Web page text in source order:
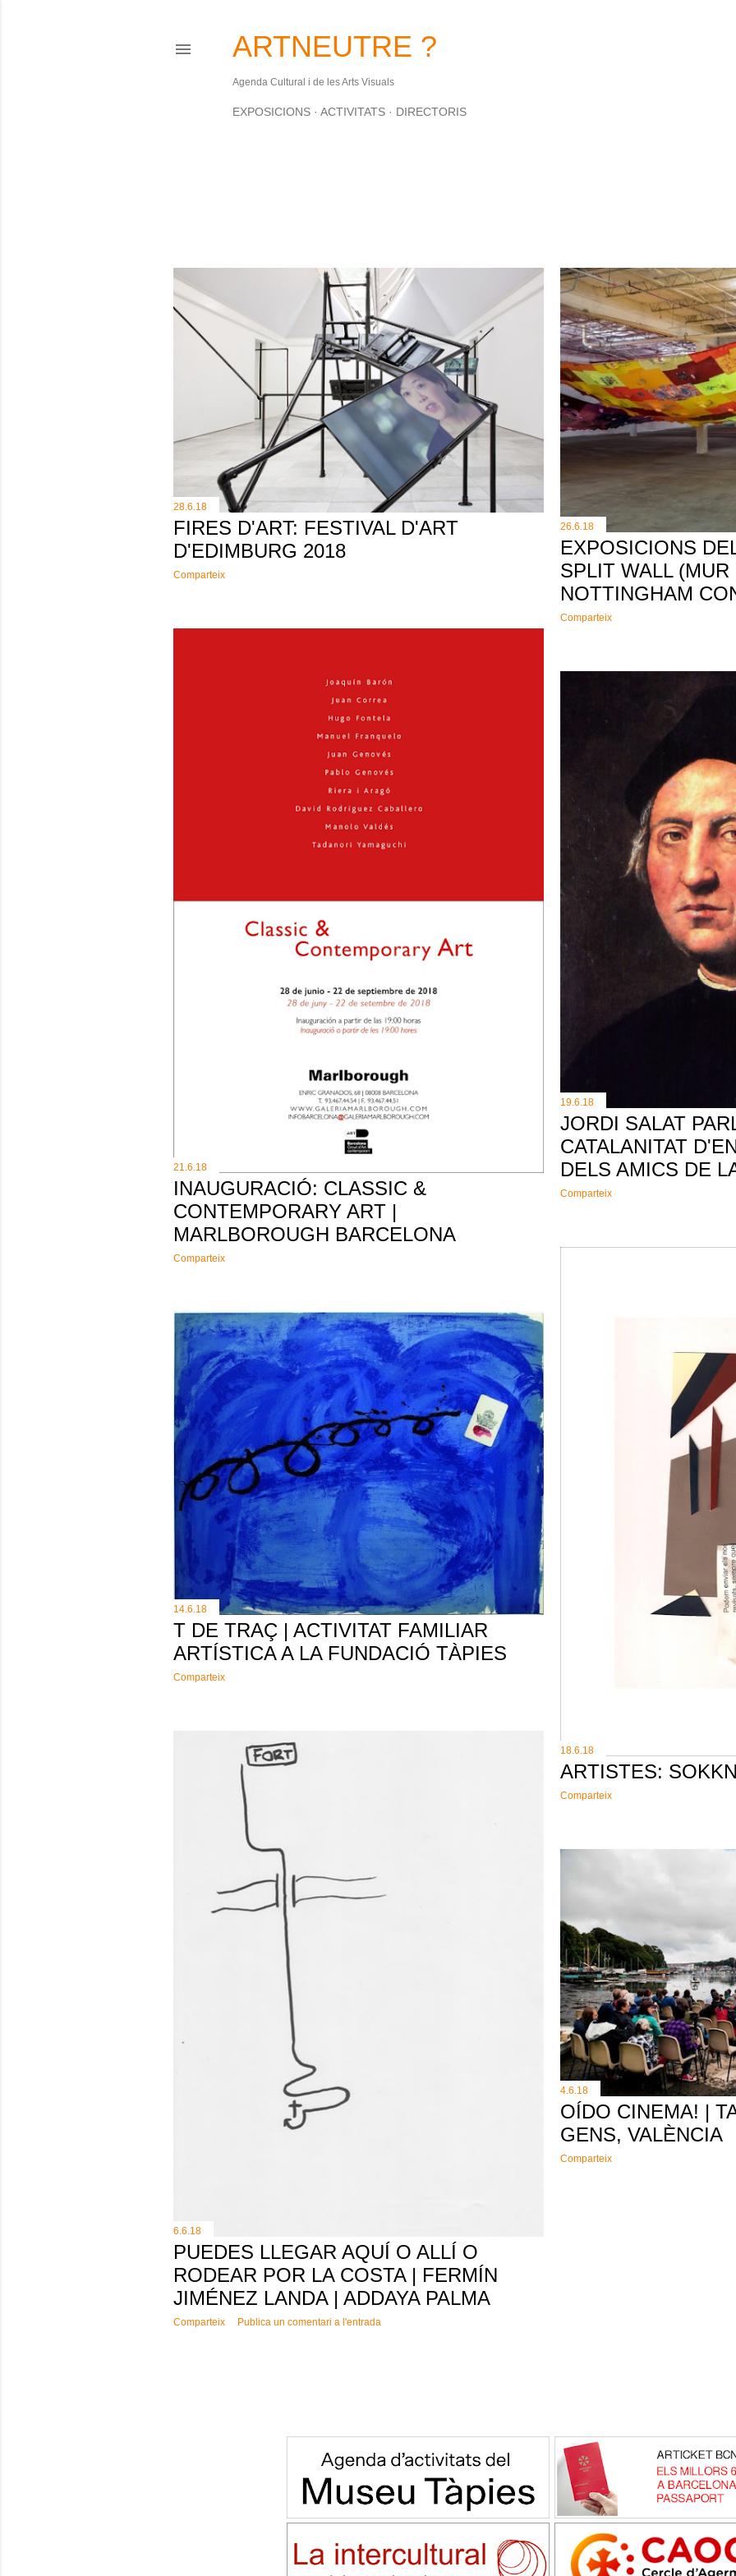
ARTNEUTRE ?
Agenda Cultural i de les Arts Visuals
EXPOSICIONS ACTIVITATS DIRECTORIS
t
r
a
28.6.18
FIRES D'ART: FESTIVAL D'ART
D'EDIMBURG 2018
Comparteix
26.6.18
EXPOSICIONS
SPLIT WALL
NOTTINGHAM
Comparteix
21.6.18
INAUGURACIÓ: CLASSIC &
CONTEMPORARY ART |
MARLBOROUGH BARCELONA
Comparteix
19.6.18
JORDI SALAT
CATALANITAT
DELS AMICS DE
Comparteix
18.6.18
ARTISTES:
Comparteix
14.6.18
T DE TRAÇ | ACTIVITAT FAMILIAR
ARTÍSTICA A LA FUNDACIÓ TÀPIES
Comparteix
6.6.18
PUEDES LLEGAR AQUÍ O ALLÍ O
RODEAR POR LA COSTA | FERMÍN
JIMÉNEZ LANDA | ADDAYA PALMA
Comparteix Publica un comentari a l'entrada
4.6.18
OÍDO CINEMA! |
GENS, VALÈNCIA
Comparteix